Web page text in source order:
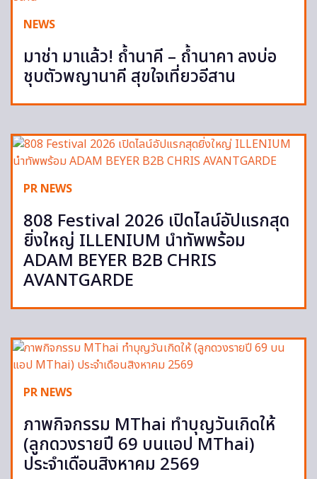
NEWS
มาช่า มาแล้ว! ถ้ำนาคี – ถ้ำนาคา ลงบ่อ
ชุบตัวพญานาคี สุขใจเที่ยวอีสาน
PR NEWS
808 Festival 2026 เปิดไลน์อัปแรกสุด
ยิ่งใหญ่ ILLENIUM นำทัพพร้อม
ADAM BEYER B2B CHRIS
AVANTGARDE
PR NEWS
ภาพกิจกรรม MThai ทำบุญวันเกิดให้
(ลูกดวงรายปี 69 บนแอป MThai)
ประจำเดือนสิงหาคม 2569